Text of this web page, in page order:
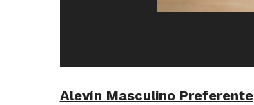
Alevín Masculino Preferente